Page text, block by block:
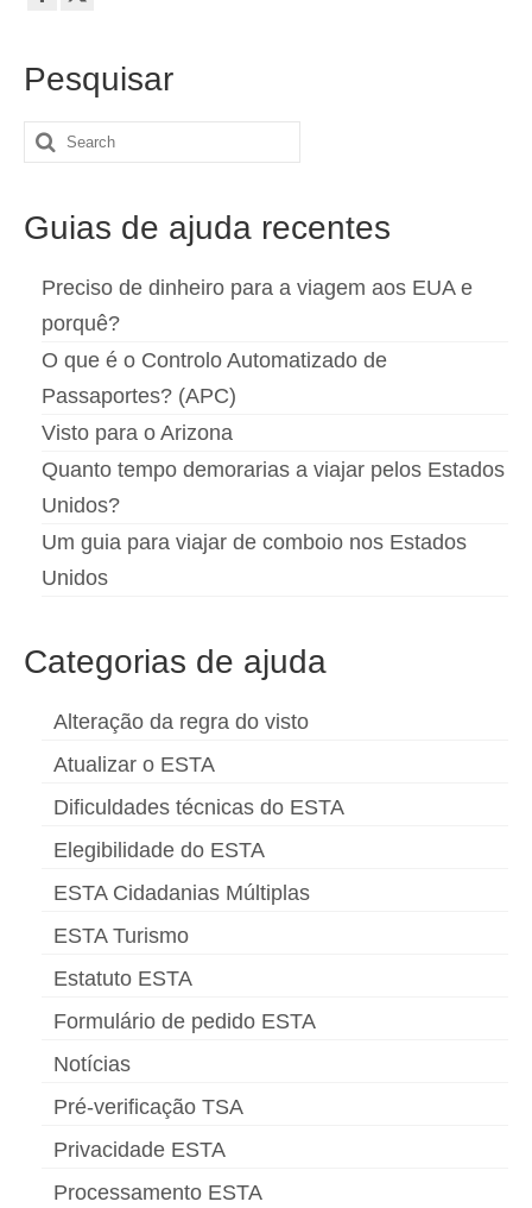
Pesquisar
Search
Guias de ajuda recentes
Preciso de dinheiro para a viagem aos EUA e
porquê?
O que é o Controlo Automatizado de
Passaportes? (APC)
Visto para o Arizona
Quanto tempo demorarias a viajar pelos Estados
Unidos?
Um guia para viajar de comboio nos Estados
Unidos
Categorias de ajuda
Alteração da regra do visto
Atualizar o ESTA
Dificuldades técnicas do ESTA
Elegibilidade do ESTA
ESTA Cidadanias Múltiplas
ESTA Turismo
Estatuto ESTA
Formulário de pedido ESTA
Notícias
Pré-verificação TSA
Privacidade ESTA
Processamento ESTA